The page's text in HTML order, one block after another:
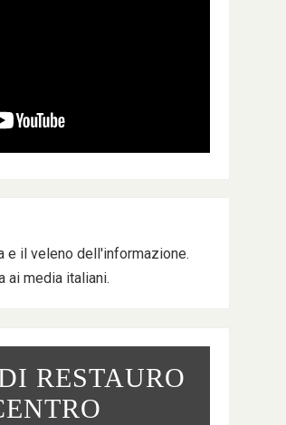
e il veleno dell'informazione.
ai media italiani.
RESTAURO